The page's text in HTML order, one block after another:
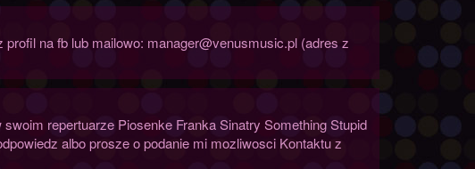
na fb lub mailowo: manager@venusmusic.pl (adres z
repertuarze Piosenke Franka Sinatry Something Stupid
albo prosze o podanie mi mozliwosci Kontaktu z